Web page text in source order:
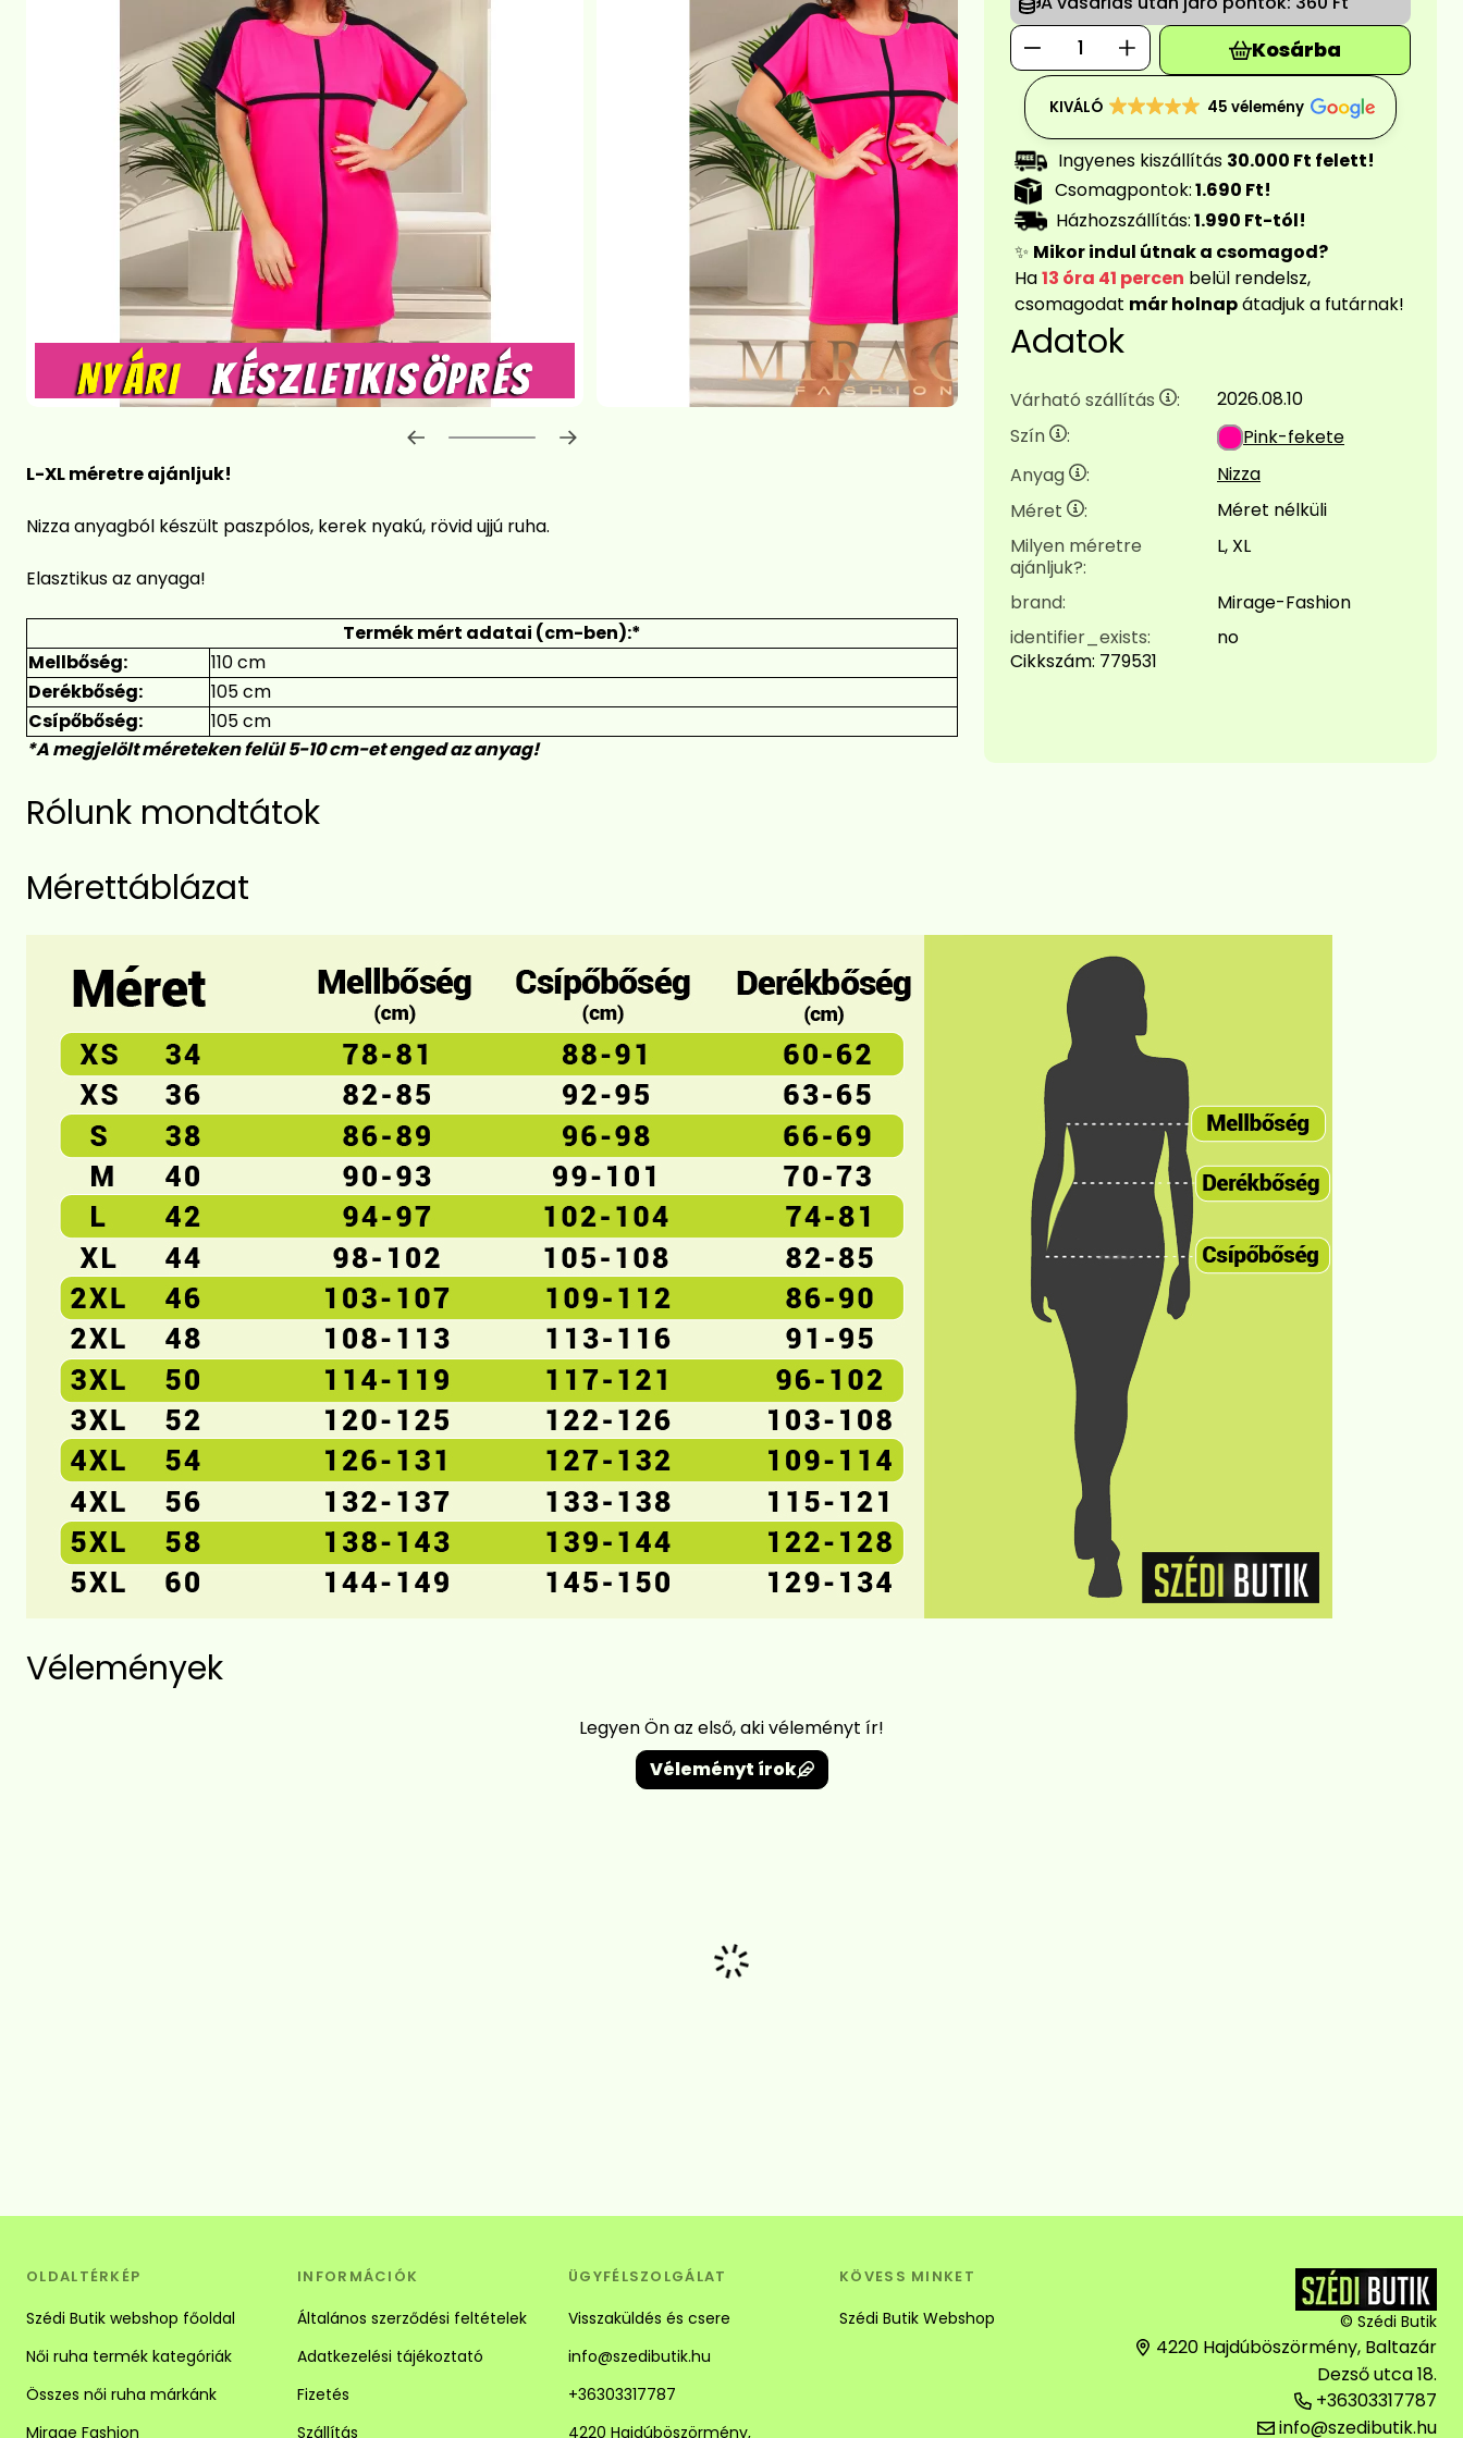
Előrehaladás:
L-XL méretre ajánljuk!
Nizza anyagból készült paszpólos, kerek nyakú, rövid ujjú ruha.
Elasztikus az anyaga!
Termék mért adatai (cm-ben):*
Mellbőség:
110 cm
Derékbőség:
105 cm
Csípőbőség:
105 cm
*A megjelölt méreteken felül 5-10 cm-et enged az anyag!
Kosárba
KIVÁLÓ 45 vélemény
Ingyenes kiszállítás 30.000 Ft felett!
Csomagpontok:1.690 Ft!
Házhozszállítás:1.990 Ft-tól!
✨ Mikor indul útnak a csomagod?
Ha13 óra 41 percen belül rendelsz,
csomagodat már holnapátadjuk a futárnak!
Adatok
Várható szállítás :
2026.08.10
Szín
:
Pink-fekete
Anyag
:
Nizza
Méret
:
Méret nélküli
Milyen méretre
ajánljuk?:
L, XL
brand:
Mirage-Fashion
identifier_exists:
no
Cikkszám: 779531
Rólunk mondtátok
Mérettáblázat
Vélemények
Legyen Ön az első, aki véleményt ír!
Véleményt írok
Betöltés...
OLDALTÉRKÉP
Szédi Butik webshop főoldal
Női ruha termék kategóriák
Összes női ruha márkánk
Mirage Fashion
INFORMÁCIÓK
Általános szerződési feltételek
Adatkezelési tájékoztató
Fizetés
Szállítás
ÜGYFÉLSZOLGÁLAT
Visszaküldés és csere
info@szedibutik.hu
+36303317787
4220 Hajdúböszörmény,
KÖVESS MINKET
Szédi Butik Webshop © Szédi Butik
4220 Hajdúböszörmény, Baltazár
Dezső utca 18.
+36303317787
info@szedibutik.hu